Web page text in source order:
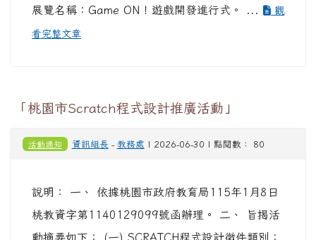
展覽名稱：Game ON！遊戲開發進行式。 ...
觀
看完整文章
「桃園市Scratch程式設計推廣活動」
活動通知 資訊組長 - 教務處 | 2026-06-30 | 點閱數： 80
說明： 一、 依據桃園市政府教育局115年1月8日
桃教資字第1140129099號函辦理。 二、 旨揭活
動摘要如下： (一) SCRATCH程式設計徵件類別：